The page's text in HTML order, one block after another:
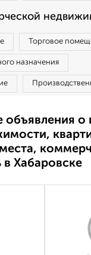
Торговое
назначения
объявления о
Хабаровске